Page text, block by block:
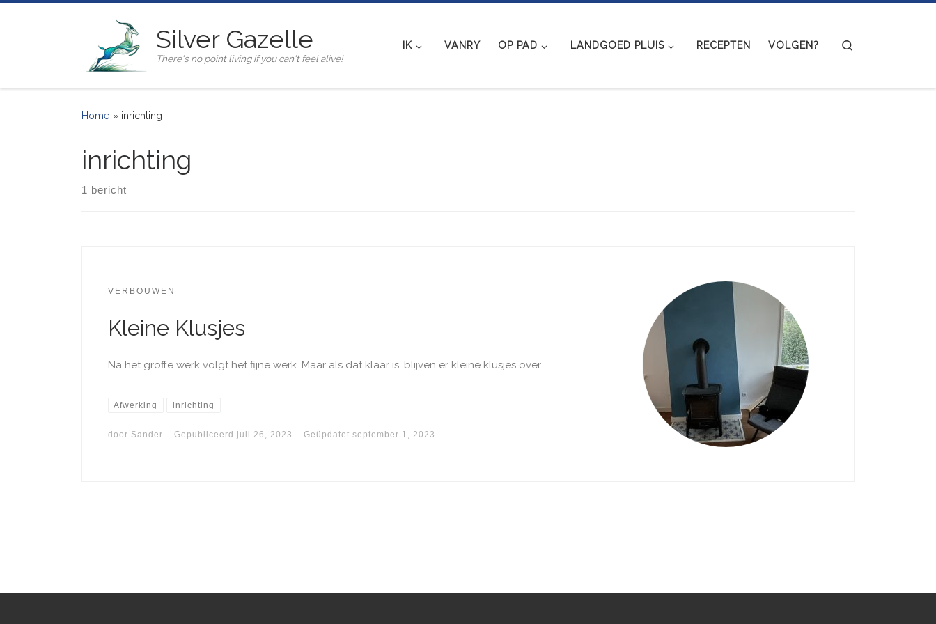
Silver Gazelle
There's no point living if you can't feel alive!
IK VANRY OP PAD LANDGOED PLUIS RECEPTEN VOLGEN?
Home » inrichting
inrichting
1 bericht
VERBOUWEN
Kleine Klusjes
Na het groffe werk volgt het fijne werk. Maar als dat klaar is, blijven er kleine klusjes over.
Afwerking inrichting
door Sander Gepubliceerd juli 26, 2023 Geüpdatet september 1, 2023